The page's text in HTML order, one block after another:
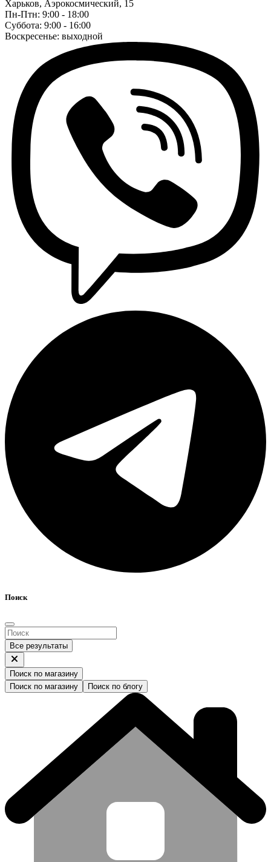
Харьков, Аэрокосмический, 15
Пн-Птн: 9:00 - 18:00
Суббота: 9:00 - 16:00
Воскресенье: выходной
Поиск
Все результаты
Поиск по магазину
Поиск по магазину
Поиск по блогу